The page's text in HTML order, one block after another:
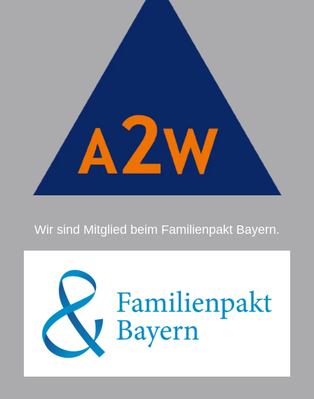
Wir sind Mitglied beim Familienpakt Bayern.